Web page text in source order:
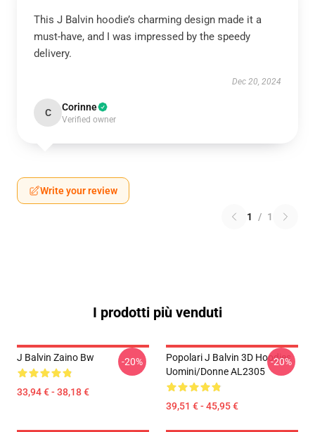
This J Balvin hoodie’s charming design made it a
must-have, and I was impressed by the speedy
delivery.
Dec 20, 2024
C Corinne
Verified owner
Write your review
1 / 1
I prodotti più venduti
J Balvin Zaino Bw
33,94 € - 38,18 €
-20%
Popolari J Balvin 3D Hoodies
Uomini/donne AL2305
39,51 € - 45,95 €
-20%